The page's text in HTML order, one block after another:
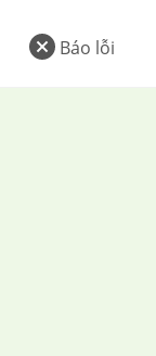
Báo lỗi